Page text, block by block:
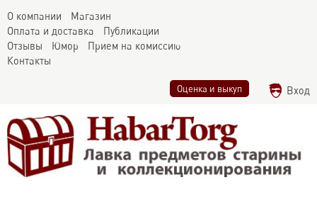
О компании
Магазин
Оплата и доставка
Публикации
Отзывы
Юмор
Прием на комиссию
Контакты
Оценка и выкуп Вход